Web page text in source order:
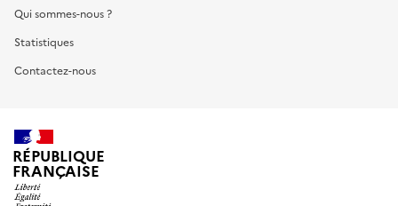
Qui sommes-nous ?
Statistiques
Contactez-nous
RÉPUBLIQUE
FRANÇAISE